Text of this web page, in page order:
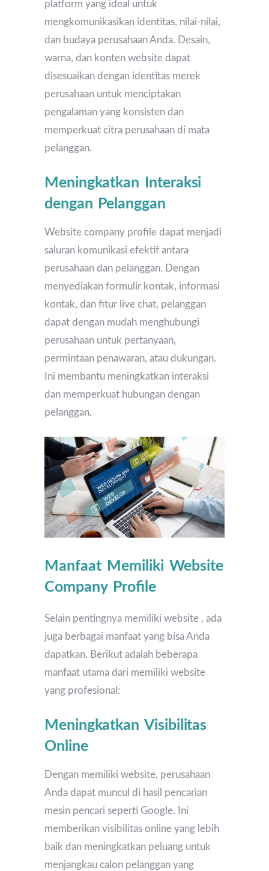
platform yang ideal untuk
mengkomunikasikan identitas, nilai-nilai,
dan budaya perusahaan Anda. Desain,
warna, dan konten website dapat
disesuaikan dengan identitas merek
perusahaan untuk menciptakan
pengalaman yang konsisten dan
memperkuat citra perusahaan di mata
pelanggan.
Meningkatkan Interaksi
dengan Pelanggan
Website company profile dapat menjadi
saluran komunikasi efektif antara
perusahaan dan pelanggan. Dengan
menyediakan formulir kontak, informasi
kontak, dan fitur live chat, pelanggan
dapat dengan mudah menghubungi
perusahaan untuk pertanyaan,
permintaan penawaran, atau dukungan.
Ini membantu meningkatkan interaksi
dan memperkuat hubungan dengan
pelanggan.
Manfaat Memiliki Website
Company Profile
Selain pentingnya memiliki website , ada
juga berbagai manfaat yang bisa Anda
dapatkan. Berikut adalah beberapa
manfaat utama dari memiliki website
yang profesional:
Meningkatkan Visibilitas
Online
Dengan memiliki website, perusahaan
Anda dapat muncul di hasil pencarian
mesin pencari seperti Google. Ini
memberikan visibilitas online yang lebih
baik dan meningkatkan peluang untuk
menjangkau calon pelanggan yang